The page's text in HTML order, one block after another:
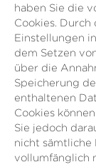
haben Sie die
Cookies.
Einstellungen
dem Setzen
über die
Speicherung
enthaltenen
Cookies
Sie jedoch
nicht sämtliche
vollumfänglich